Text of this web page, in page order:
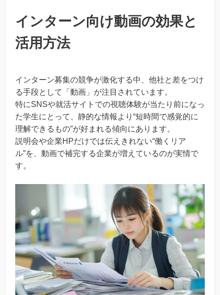
インターン向け動画の効果と
活用方法
インターン募集の競争が激化する中、他社と差をつけ
る手段として「動画」が注目されています。
特にSNSや就活サイトでの視聴体験が当たり前になっ
た学生にとって、静的な情報より“短時間で感覚的に
理解できるもの”が好まれる傾向にあります。
説明会や企業HPだけでは伝えきれない“働くリア
ル”を、動画で補完する企業が増えているのが実情で
す。